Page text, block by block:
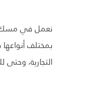
نعمل في مسك
بمختلف
التجارية، وحتى